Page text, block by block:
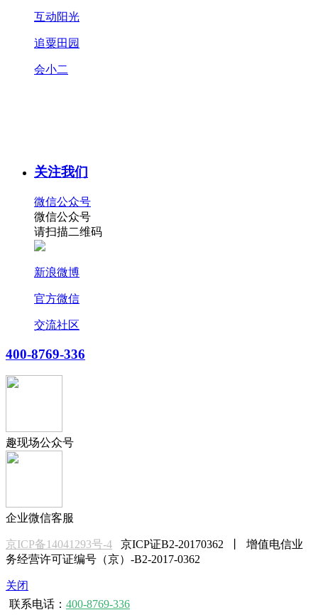
互动阳光
追粟田园
会小二
关注我们
微信公众号
微信公众号
请扫描二维码
新浪微博
官方微信
交流社区
400-8769-336
趣现场公众号
企业微信客服
京ICP备14041293号-4 京ICP证B2-20170362 丨 增值电信业
务经营许可证编号（京）-B2-2017-0362
关闭
联系电话： 400-8769-336